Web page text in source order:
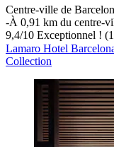
Centre-ville de
‐À 0,91 km du centre-
9,4/10 Exceptionnel !
Lamaro Hotel
Collection